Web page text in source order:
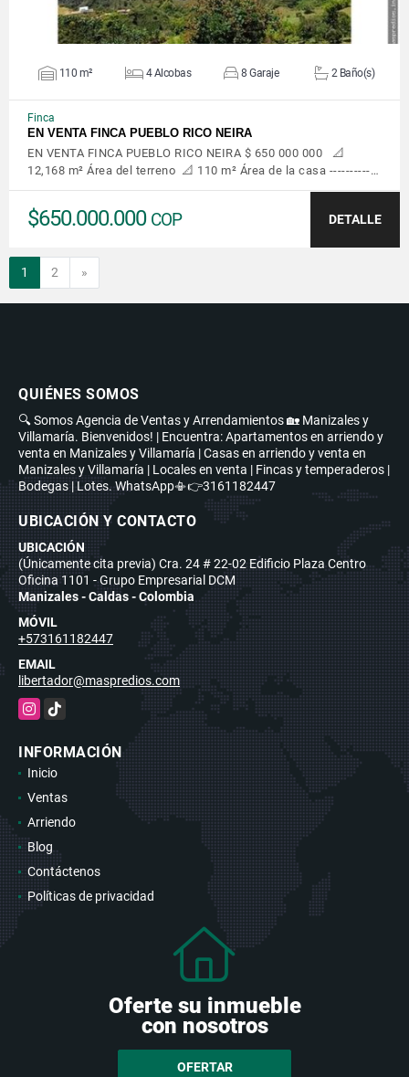
110 m² 4 Alcobas 8 Garaje 2 Baño(s)
Finca
EN VENTA FINCA PUEBLO RICO NEIRA
EN VENTA FINCA PUEBLO RICO NEIRA $ 650 000 000 📐
12,168 m² Área del terreno 📐 110 m² Área de la casa ----------…
$650.000.000 COP DETALLE
1 2 »
QUIÉNES SOMOS
🔍 Somos Agencia de Ventas y Arrendamientos 🏡 Manizales y
Villamaría. Bienvenidos! | Encuentra: Apartamentos en arriendo y
venta en Manizales y Villamaría | Casas en arriendo y venta en
Manizales y Villamaría | Locales en venta | Fincas y temperaderos |
Bodegas | Lotes. WhatsApp📳👉3161182447
UBICACIÓN Y CONTACTO
UBICACIÓN
(Únicamente cita previa) Cra. 24 # 22-02 Edificio Plaza Centro
Oficina 1101 - Grupo Empresarial DCM
Manizales - Caldas - Colombia
MÓVIL
+573161182447
EMAIL
libertador@maspredios.com
Instagram
TikTok
INFORMACIÓN
Inicio
Ventas
Arriendo
Blog
Contáctenos
Políticas de privacidad
Oferte su inmueble
con nosotros
OFERTAR